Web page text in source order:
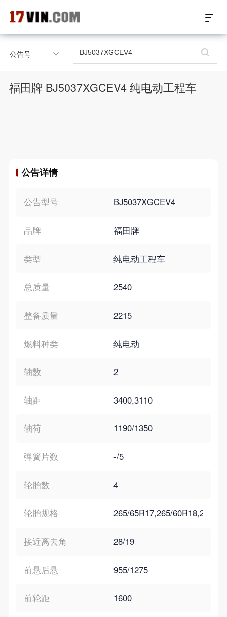
17VIN车架号查询首页
微信群智能客服
个性化私人定制
公告号
福田牌 BJ5037XGCEV4 纯电动工程车
公告详情
公告型号 BJ5037XGCEV4
品牌 福田牌
类型 纯电动工程车
总质量 2540
整备质量 2215
燃料种类 纯电动
轴数 2
轴距 3400,3110
轴荷 1190/1350
弹簧片数 -/5
轮胎数 4
轮胎规格 265/65R17,265/60R18,245/
接近离去角 28/19
前悬后悬 955/1275
前轮距 1600